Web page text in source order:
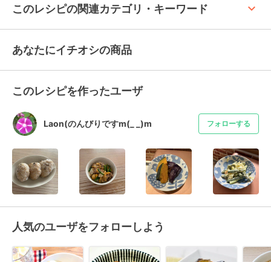
このレシピの関連カテゴリ・キーワード keyboard_arrow_up
あなたにイチオシの商品
このレシピを作ったユーザ
Laon(のんびりですm(_ _)m フォローする
人気のユーザをフォローしよう